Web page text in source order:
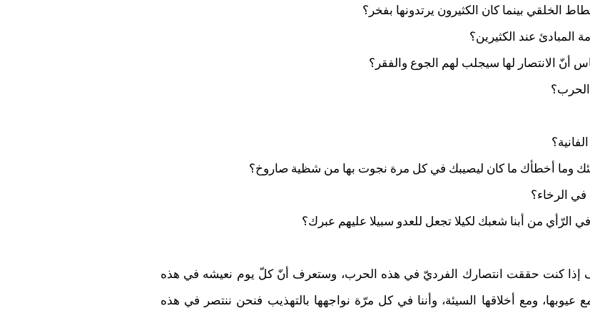
الخلقي بينما كان الكثيرون يرتدونها بفخر؟
عند الكثيرين؟
أنّ الانتصار لها سيجلب لهم الجوع والفقر؟
وما أخطأك ما كان ليصيبك في كل مرة نجوت بها من شظية صاروخ؟
الرخاء؟
من أبنا شعبك لكيلا تجعل للعدو سبيلا عليهم عبرك؟
إذا كنت حققت انتصارك الفرديّ في هذه الحرب، وستعرف أنّ كلّ يوم نعيشه في هذه
عيوبها، ومع أخلاقها السيئة، وأننا في كل مرّة نواجهها بالتهذيب فنحن ننتصر في هذه